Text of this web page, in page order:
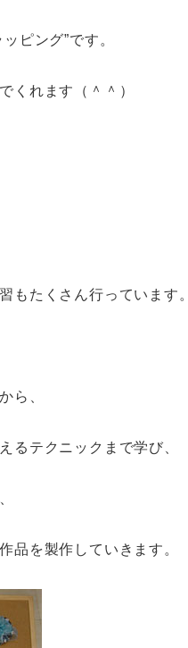
ピング”です。
くれます（＾＾）
もたくさん行っています。
ら、
るテクニックまで学び、
品を製作していきます。